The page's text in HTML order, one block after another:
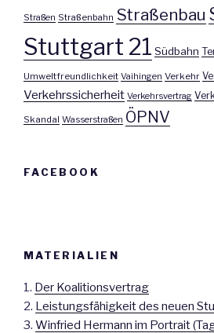
Straßen Straßenbahn Straßenbau
Stuttgart 21 Südbahn
Umweltfreundlichkeit Vaihingen Verkehr
Verkehrssicherheit Verkehrsvertrag
Skandal Wasserstraßen ÖPNV
FACEBOOK
MATERIALIEN
1. Der Koalitionsvertrag
2. Leistungsfähigkeit des neuen
3. Winfried Hermann im Portrait